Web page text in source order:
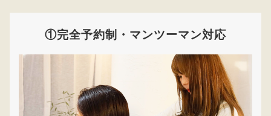
①完全予約制・マンツーマン対応